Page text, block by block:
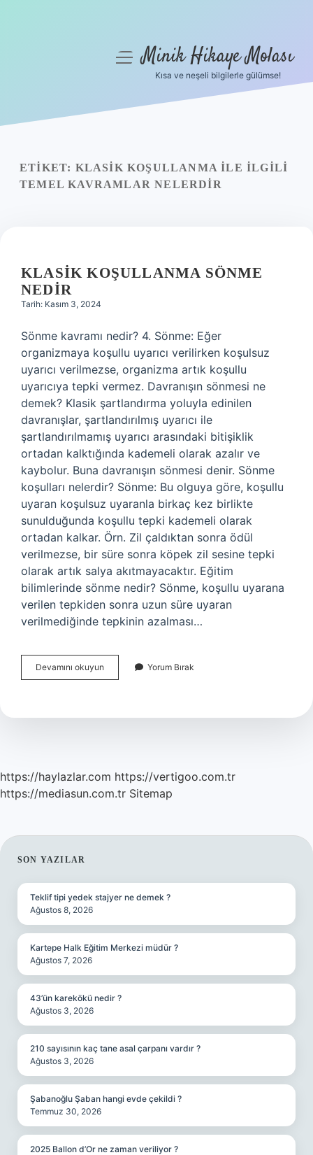
Yasal Uyarı
menüyüMinik Hikaye Molası
Kısa ve neşeli bilgilerle gülümse!
ETIKET: KLASIK KOŞULLANMA ILE ILGILI
TEMEL KAVRAMLAR NELERDIR
KLASIK KOŞULLANMA SÖNME
NEDIR
Tarih: Kasım 3, 2024
Sönme kavramı nedir? 4. Sönme: Eğer
organizmaya koşullu uyarıcı verilirken koşulsuz
uyarıcı verilmezse, organizma artık koşullu
uyarıcıya tepki vermez. Davranışın sönmesi ne
demek? Klasik şartlandırma yoluyla edinilen
davranışlar, şartlandırılmış uyarıcı ile
şartlandırılmamış uyarıcı arasındaki bitişiklik
ortadan kalktığında kademeli olarak azalır ve
kaybolur. Buna davranışın sönmesi denir. Sönme
koşulları nelerdir? Sönme: Bu olguya göre, koşullu
uyaran koşulsuz uyaranla birkaç kez birlikte
sunulduğunda koşullu tepki kademeli olarak
ortadan kalkar. Örn. Zil çaldıktan sonra ödül
verilmezse, bir süre sonra köpek zil sesine tepki
olarak artık salya akıtmayacaktır. Eğitim
bilimlerinde sönme nedir? Sönme, koşullu uyarana
verilen tepkiden sonra uzun süre uyaran
verilmediğinde tepkinin azalması…
Devamını okuyun
Koşullanma
Yorum Bırak
https://haylazlar.com https://vertigoo.com.tr
https://mediasun.com.tr Sitemap
SIDEBAR
SON YAZILAR
Teklif tipi yedek stajyer ne demek ?
Ağustos 8, 2026
Kartepe Halk Eğitim Merkezi müdür ?
Ağustos 7, 2026
43’ün karekökü nedir ?
Ağustos 3, 2026
210 sayısının kaç tane asal çarpanı vardır ?
Ağustos 3, 2026
Şabanoğlu Şaban hangi evde çekildi ?
Temmuz 30, 2026
2025 Ballon d’Or ne zaman veriliyor ?